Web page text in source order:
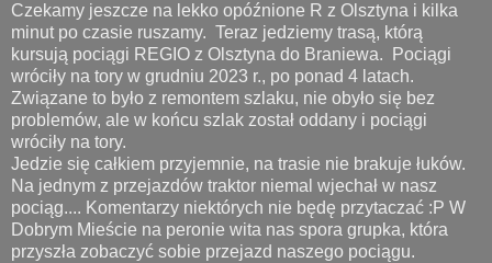
Czekamy jeszcze na lekko opóźnione R z Olsztyna i kilka
minut po czasie ruszamy. Teraz jedziemy trasą, którą
kursują pociągi REGIO z Olsztyna do Braniewa. Pociągi
wróciły na tory w grudniu 2023 r., po ponad 4 latach.
Związane to było z remontem szlaku, nie obyło się bez
problemów, ale w końcu szlak został oddany i pociągi
wróciły na tory.
Jedzie się całkiem przyjemnie, na trasie nie brakuje łuków.
Na jednym z przejazdów traktor niemal wjechał w nasz
pociąg.... Komentarzy niektórych nie będę przytaczać :P W
Dobrym Mieście na peronie wita nas spora grupka, która
przyszła zobaczyć sobie przejazd naszego pociągu.